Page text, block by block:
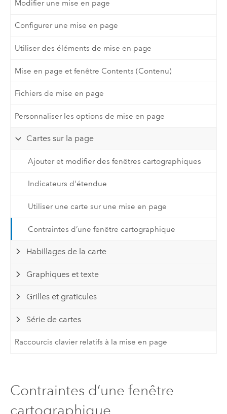
Modifier une mise en page
Configurer une mise en page
Utiliser des éléments de mise en page
Mise en page et fenêtre Contents (Contenu)
Fichiers de mise en page
Personnaliser les options de mise en page
Cartes sur la page
Ajouter et modifier des fenêtres cartographiques
Indicateurs d'étendue
Utiliser une carte sur une mise en page
Contraintes d’une fenêtre cartographique
Habillages de la carte
Graphiques et texte
Grilles et graticules
Série de cartes
Raccourcis clavier relatifs à la mise en page
Contraintes d’une fenêtre
cartographique